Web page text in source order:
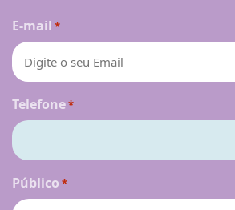
E-mail *
Telefone*
Público *